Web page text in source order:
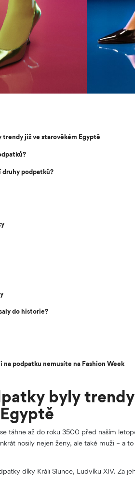
trendy již ve starověkém Egyptě
druhy podpatků?
do historie?
podpatku nemusíte na Fashion Week
byly
se táhne až do roku 3500 před naším
nosily nejen ženy, ale také muži – a
díky Králi Slunce, Ludvíku XIV. Za